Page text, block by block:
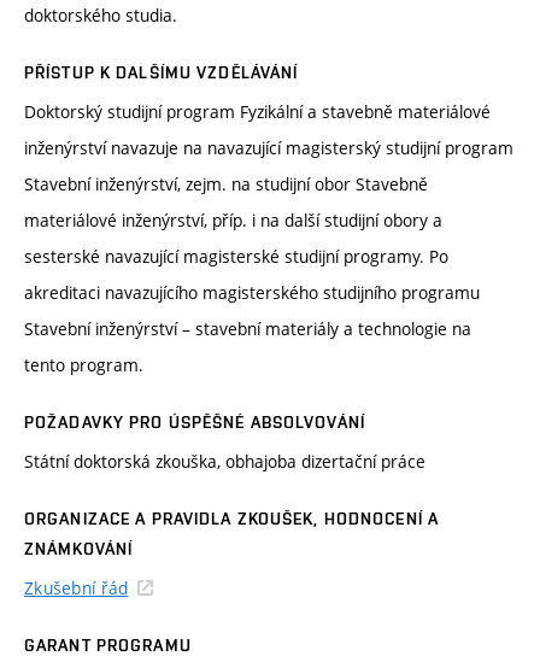
doktorského studia.
PŘÍSTUP K DALŠÍMU VZDĚLÁVÁNÍ
Doktorský studijní program Fyzikální a stavebně materiálové
inženýrství navazuje na navazující magisterský studijní program
Stavební inženýrství, zejm. na studijní obor Stavebně
materiálové inženýrství, příp. i na další studijní obory a
sesterské navazující magisterské studijní programy. Po
akreditaci navazujícího magisterského studijního programu
Stavební inženýrství – stavební materiály a technologie na
tento program.
POŽADAVKY PRO ÚSPĚŠNÉ ABSOLVOVÁNÍ
Státní doktorská zkouška, obhajoba dizertační práce
ORGANIZACE A PRAVIDLA ZKOUŠEK, HODNOCENÍ A
ZNÁMKOVÁNÍ
Zkušební řád
GARANT PROGRAMU